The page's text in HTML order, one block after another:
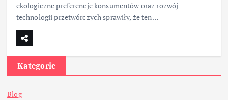
ekologiczne preferencje konsumentów oraz rozwój
technologii przetwórczych sprawiły, że ten…
Kategorie
Blog